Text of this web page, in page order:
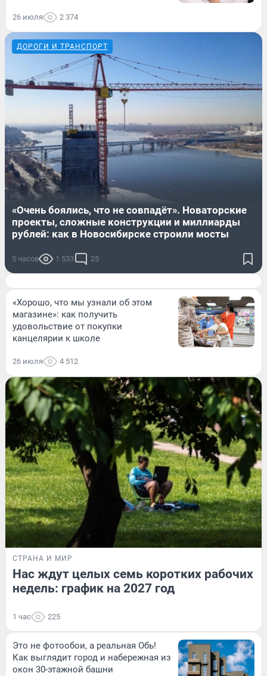
26 июля 2 374
ДОРОГИ И ТРАНСПОРТ
«Очень боялись, что не совпадёт». Новаторские
проекты, сложные конструкции и миллиарды
рублей: как в Новосибирске строили мосты
5 часов 1 533 25
«Хорошо, что мы узнали об этом
магазине»: как получить
удовольствие от покупки
канцелярии к школе
26 июля 4 512
СТРАНА И МИР
Нас ждут целых семь коротких рабочих
недель: график на 2027 год
1 час 225
Это не фотообои, а реальная Обь!
Как выглядит город и набережная из
окон 30-этажной башни